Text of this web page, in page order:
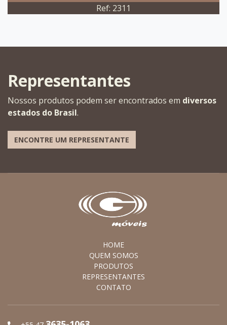
Ref: 2311
Representantes
Nossos produtos podem ser encontrados em diversos
estados do Brasil.
ENCONTRE UM REPRESENTANTE
HOME
QUEM SOMOS
PRODUTOS
REPRESENTANTES
CONTATO